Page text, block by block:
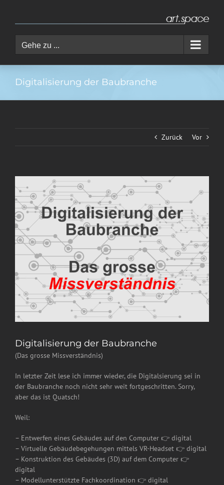
springen
Gehe zu ...
Digitalisierung der Baubranche
Zurück Vor
grösseres
Bild
Digitalisierung der Baubranche
(Das grosse Missverständnis)
In letzter Zeit lese ich immer wieder, die Digitalsierung sei in
der Baubranche noch nicht sehr weit fortgeschritten. Sorry,
aber das ist Quatsch!
Weil:
– Entwerfen eines Gebäudes auf den Computer 👉 digital
– Virtuelle Gebäudebegehungen mittels VR-Headset 👉 digital
– Konstruktion des Gebäudes (3D) auf dem Computer 👉
digital
– Modellunterstützte Fachkoordination 👉 digital